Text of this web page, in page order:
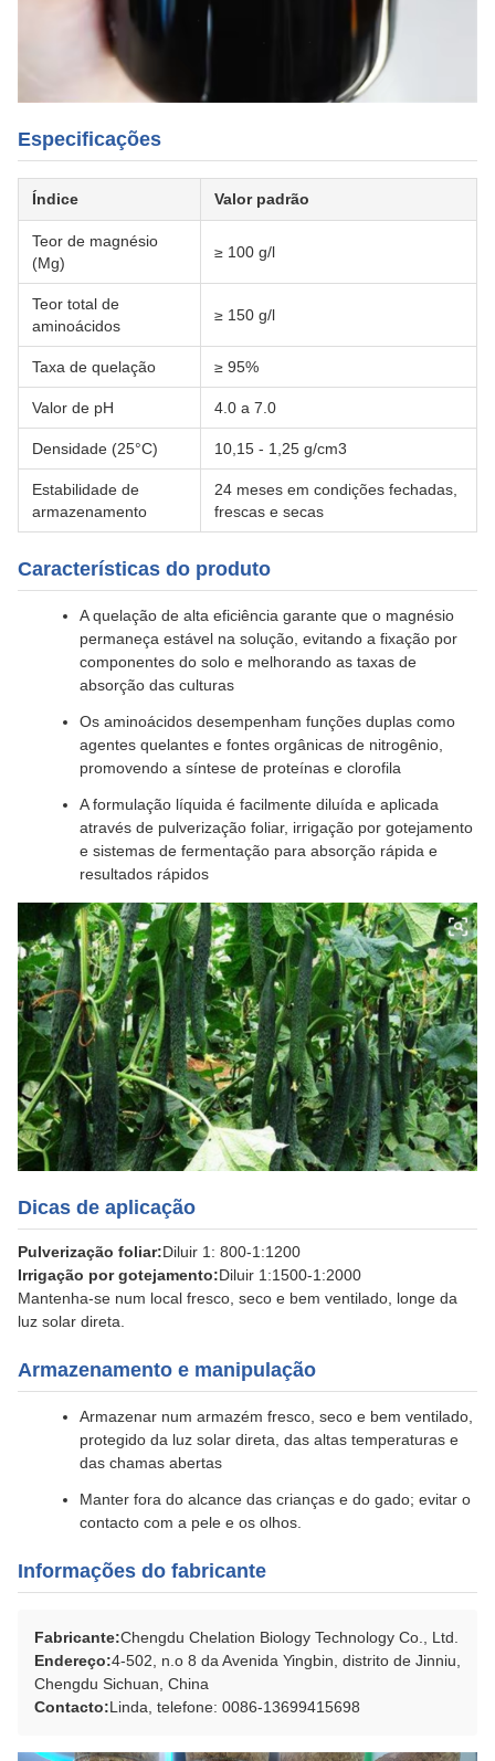
Especificações
Índice Valor padrão
Teor de magnésio
(Mg)
≥ 100 g/l
Teor total de
aminoácidos
≥ 150 g/l
Taxa de quelação ≥ 95%
Valor de pH 4.0 a 7.0
Densidade (25°C) 10,15 - 1,25 g/cm3
Estabilidade de
armazenamento
24 meses em condições fechadas,
frescas e secas
Características do produto
A quelação de alta eficiência garante que o magnésio
permaneça estável na solução, evitando a fixação por
componentes do solo e melhorando as taxas de
absorção das culturas
Os aminoácidos desempenham funções duplas como
agentes quelantes e fontes orgânicas de nitrogênio,
promovendo a síntese de proteínas e clorofila
A formulação líquida é facilmente diluída e aplicada
através de pulverização foliar, irrigação por gotejamento
e sistemas de fermentação para absorção rápida e
resultados rápidos
Dicas de aplicação
Pulverização foliar:Diluir 1: 800-1:1200
Irrigação por gotejamento:Diluir 1:1500-1:2000
Mantenha-se num local fresco, seco e bem ventilado, longe da
luz solar direta.
Armazenamento e manipulação
Armazenar num armazém fresco, seco e bem ventilado,
protegido da luz solar direta, das altas temperaturas e
das chamas abertas
Manter fora do alcance das crianças e do gado; evitar o
contacto com a pele e os olhos.
Informações do fabricante
Fabricante:Chengdu Chelation Biology Technology Co., Ltd.
Endereço:4-502, n.o 8 da Avenida Yingbin, distrito de Jinniu,
Chengdu Sichuan, China
Contacto:Linda, telefone: 0086-13699415698